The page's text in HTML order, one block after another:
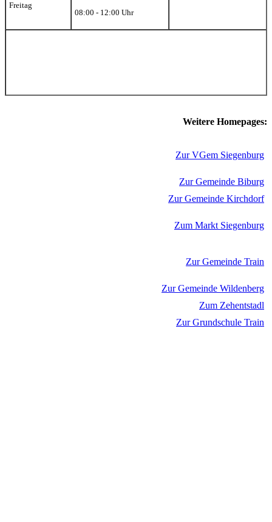
Freitag
08:00 - 12:00 Uhr
Weitere Homepages:
Zur VGem Siegenburg
Zur Gemeinde Biburg
Zur Gemeinde Kirchdorf
Zum Markt Siegenburg
Zur Gemeinde Train
Zur Gemeinde Wildenberg
Zum Zehentstadl
Zur Grundschule Train